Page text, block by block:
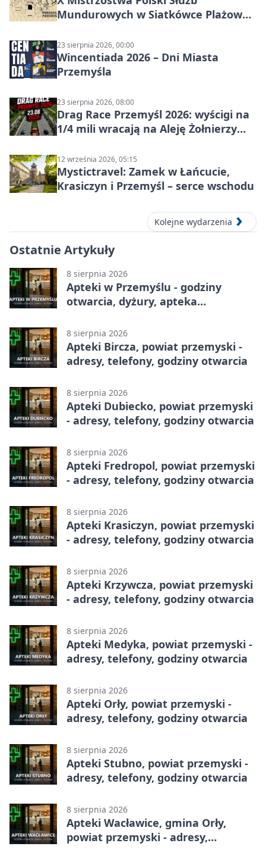
Mundurowych w Siatkówce Plażowej
23 sierpnia 2026, 00:00
Wincentiada 2026 – Dni Miasta
Przemyśla
23 sierpnia 2026, 08:00
Drag Race Przemyśl 2026: wyścigi na
1/4 mili wracają na Aleję Żołnierzy
12 września 2026, 05:15
Mystictravel: Zamek w Łańcucie,
Krasiczyn i Przemyśl – serce wschodu
Kolejne wydarzenia
Ostatnie Artykuły
8 sierpnia 2026
Apteki w Przemyślu - godziny
otwarcia, dyżury, apteka
8 sierpnia 2026
Apteki Bircza, powiat przemyski -
adresy, telefony, godziny otwarcia
8 sierpnia 2026
Apteki Dubiecko, powiat przemyski
- adresy, telefony, godziny otwarcia
8 sierpnia 2026
Apteki Fredropol, powiat przemyski
- adresy, telefony, godziny otwarcia
8 sierpnia 2026
Apteki Krasiczyn, powiat przemyski
- adresy, telefony, godziny otwarcia
8 sierpnia 2026
Apteki Krzywcza, powiat przemyski
- adresy, telefony, godziny otwarcia
8 sierpnia 2026
Apteki Medyka, powiat przemyski -
adresy, telefony, godziny otwarcia
8 sierpnia 2026
Apteki Orły, powiat przemyski -
adresy, telefony, godziny otwarcia
8 sierpnia 2026
Apteki Stubno, powiat przemyski -
adresy, telefony, godziny otwarcia
8 sierpnia 2026
Apteki Wacławice, gmina Orły,
powiat przemyski - adresy,